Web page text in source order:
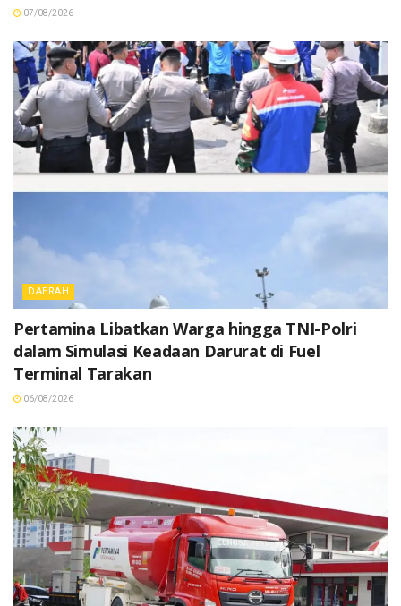
07/08/2026
DAERAH
Pertamina Libatkan Warga hingga TNI-Polri
dalam Simulasi Keadaan Darurat di Fuel
Terminal Tarakan
06/08/2026